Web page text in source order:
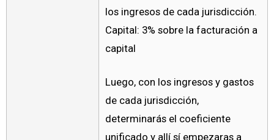
los ingresos de cada jurisdicción.
Capital: 3% sobre la facturación a
capital
Luego, con los ingresos y gastos
de cada jurisdicción,
determinarás el coeficiente
unificado y allí sí empezaras a